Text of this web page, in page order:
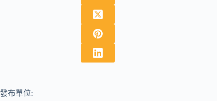
發布單位: